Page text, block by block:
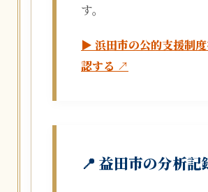
す。
▶ 浜田市の公的支援制
認する ↗
📍 益田市の分析記